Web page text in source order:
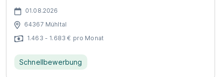
01.08.2026
64367 Mühltal
1.463 - 1.683 € pro Monat
Schnellbewerbung